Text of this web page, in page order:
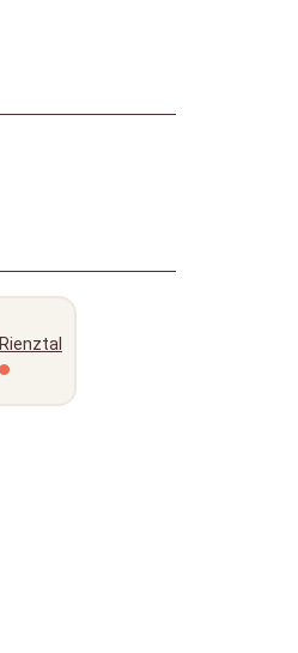
Rienztal